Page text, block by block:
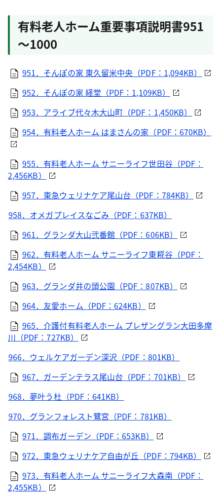
有料老人ホーム重要事項説明書951
～1000
951．そんぽの家 東久留米中央（PDF：1,094KB）
952．そんぽの家 経堂（PDF：1,109KB）
953．アライブ代々木大山町（PDF：1,450KB）
954．有料老人ホーム はまさんの家（PDF：670KB）
955．有料老人ホーム サニーライフ世田谷（PDF：
2,456KB）
957．東急ウェリナケア尾山台（PDF：784KB）
958．オメガプレイスなごみ（PDF：637KB）
961．グランダ大山弐番館（PDF：606KB）
962．有料老人ホーム サニーライフ東糀谷（PDF：
2,454KB）
963．グランダ井の頭公園（PDF：807KB）
964．友愛ホーム（PDF：624KB）
965．介護付有料老人ホーム プレザングラン大田多摩
川（PDF：727KB）
966．ウェルケアガーデン深沢（PDF：801KB）
967．ガーデンテラス尾山台（PDF：701KB）
968．夢叶う杜（PDF：641KB）
970．グランフォレスト鷺宮（PDF：781KB）
971．調布ガーデン（PDF：653KB）
972．東急ウェリナケア自由が丘（PDF：794KB）
973．有料老人ホーム サニーライフ大森南（PDF：
2,455KB）